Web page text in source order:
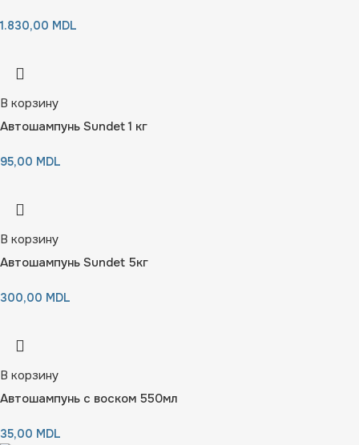
1.830,00 MDL
В корзину
Автошампунь Sundet 1 кг
95,00 MDL
В корзину
Автошампунь Sundet 5кг
300,00 MDL
В корзину
Автошампунь с воском 550мл
35,00 MDL